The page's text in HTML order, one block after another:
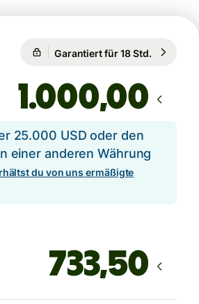
Garantiert für 18 Std.
,00
25.000 USD oder den
einer anderen Währung
du von uns ermäßigte